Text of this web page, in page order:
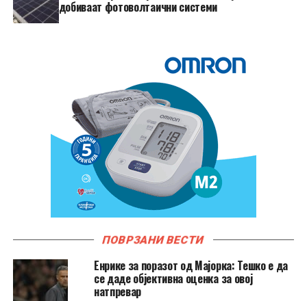
добиваат фотоволтаични системи
ПОВРЗАНИ ВЕСТИ
Енрике за поразот од Мајорка: Тешко е да
се даде објективна оценка за овој
натпревар